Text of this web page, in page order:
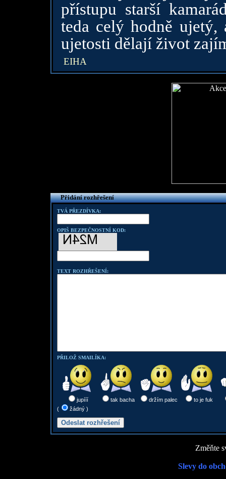
přístupu starší
teda celý hodně
ujetosti dělají život
EIHA
Přidání rozhřešení
TVÁ PŘEZDÍVKA:
OPIŠ BEZPEČNOSTNÍ KOD:
TEXT ROZHŘEŠENÍ:
PŘILOŽ SMAILÍKA:
jupííí tak bacha držím palec
to je fuk
(
žádný )
Změňte
Slevy do